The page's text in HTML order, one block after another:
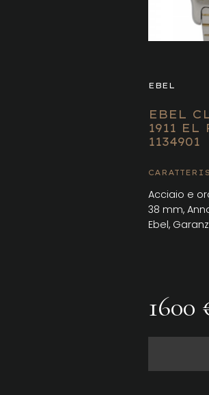
EBEL
EBEL
1911 EL
1134901
Acciaio e
38 mm,
Ebel,
1600